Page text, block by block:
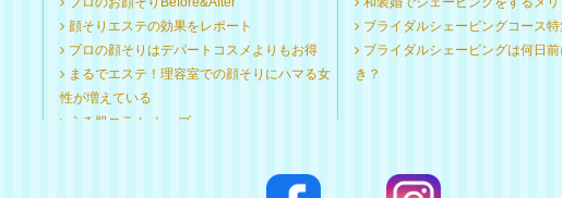
顔そりエステの効果をレポート
プロの顔そりはデパートコスメよりもお得
まるでエステ！理容室での顔そりにハマる女
性が増えている
うる肌コラム トップ
ブライダルシェービングコース
ブライダルシェービングは何日
き？